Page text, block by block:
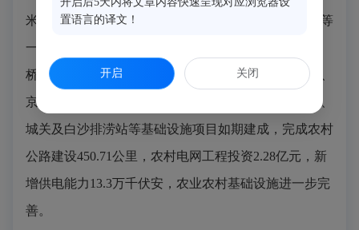
米。东南汽车二期、六和机械、烟草仓储、惠好医药等
一批大项目相继投产，增强了经济发展后劲。闽侯大
桥、县医院、白沙新城、县城水厂、上街污水处理厂、
京福高速公路闽侯段、城关新防洪堤、龙祥岛防洪堤、
城关及白沙排涝站等基础设施项目如期建成，完成农村
公路建设450.71公里，农村电网工程投资2.28亿元，新
增供电能力13.3万千伏安，农业农村基础设施进一步完
善。
置语言的译文！
开启 关闭